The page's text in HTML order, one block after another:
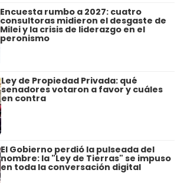
Encuesta rumbo a 2027: cuatro
consultoras midieron el desgaste de
Milei y la crisis de liderazgo en el
peronismo
Ley de Propiedad Privada: qué
senadores votaron a favor y cuáles
en contra
El Gobierno perdió la pulseada del
nombre: la "Ley de Tierras" se impuso
en toda la conversación digital